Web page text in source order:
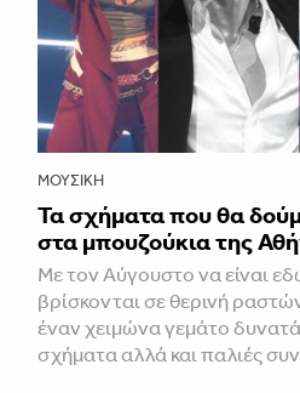
ΜΟΥΣΙΚΉ
Τα σχήματα που θα
στα μπουζούκια της
Με τον Αύγουστο να είναι
βρίσκονται σε θερινή
έναν χειμώνα γεμάτο
σχήματα αλλά και παλιές